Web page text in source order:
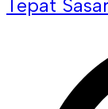
Tepat